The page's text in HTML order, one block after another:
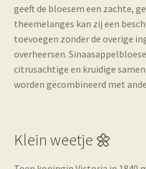
geeft de bloesem een zachte,
theemelanges kan zij een
toevoegen zonder de overige
overheersen.
citrusachtige en kruidige
worden gecombineerd met
Klein weetje 🌼